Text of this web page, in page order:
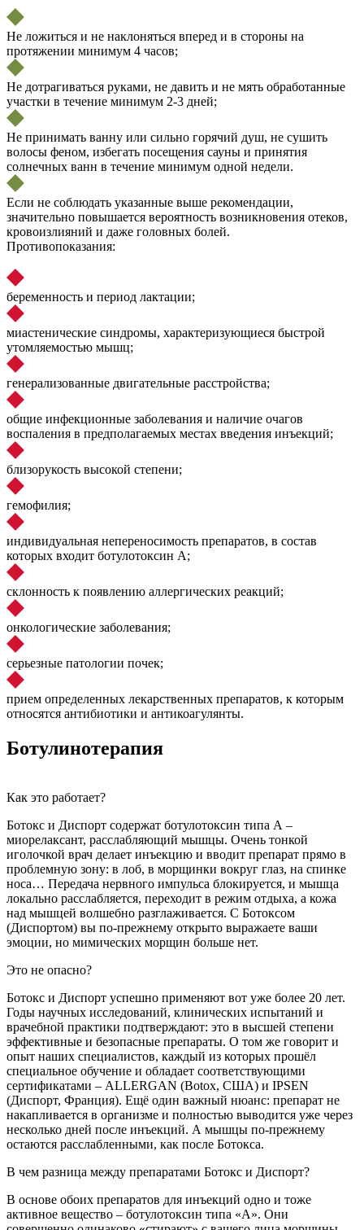
Не ложиться и не наклоняться вперед и в стороны на
протяжении минимум 4 часов;
Не дотрагиваться руками, не давить и не мять обработанные
участки в течение минимум 2-3 дней;
Не принимать ванну или сильно горячий душ, не сушить
волосы феном, избегать посещения сауны и принятия
солнечных ванн в течение минимум одной недели.
Если не соблюдать указанные выше рекомендации,
значительно повышается вероятность возникновения отеков,
кровоизлияний и даже головных болей.
Противопоказания:
беременность и период лактации;
миастенические синдромы, характеризующиеся быстрой
утомляемостью мышц;
генерализованные двигательные расстройства;
общие инфекционные заболевания и наличие очагов
воспаления в предполагаемых местах введения инъекций;
близорукость высокой степени;
гемофилия;
индивидуальная непереносимость препаратов, в состав
которых входит ботулотоксин А;
склонность к появлению аллергических реакций;
онкологические заболевания;
серьезные патологии почек;
прием определенных лекарственных препаратов, к которым
относятся антибиотики и антикоагулянты.
Ботулинотерапия
Как это работает?
Ботокс и Диспорт содержат ботулотоксин типа А –
миорелаксант, расслабляющий мышцы. Очень тонкой
иголочкой врач делает инъекцию и вводит препарат прямо в
проблемную зону: в лоб, в морщинки вокруг глаз, на спинке
носа… Передача нервного импульса блокируется, и мышца
локально расслабляется, переходит в режим отдыха, а кожа
над мышцей волшебно разглаживается. С Ботоксом
(Диспортом) вы по-прежнему открыто выражаете ваши
эмоции, но мимических морщин больше нет.
Это не опасно?
Ботокс и Диспорт успешно применяют вот уже более 20 лет.
Годы научных исследований, клинических испытаний и
врачебной практики подтверждают: это в высшей степени
эффективные и безопасные препараты. О том же говорит и
опыт наших специалистов, каждый из которых прошёл
специальное обучение и обладает соответствующими
сертификатами – ALLERGAN (Botox, США) и IPSEN
(Диспорт, Франция). Ещё один важный нюанс: препарат не
накапливается в организме и полностью выводится уже через
несколько дней после инъекций. А мышцы по-прежнему
остаются расслабленными, как после Ботокса.
В чем разница между препаратами Ботокс и Диспорт?
В основе обоих препаратов для инъекций одно и тоже
активное вещество – ботулотоксин типа «А». Они